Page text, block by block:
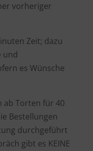
vorheriger
Zeit; dazu
und
es Wünsche
ab Torten für 40
Bestellungen
durchgeführt
gibt es KEINE